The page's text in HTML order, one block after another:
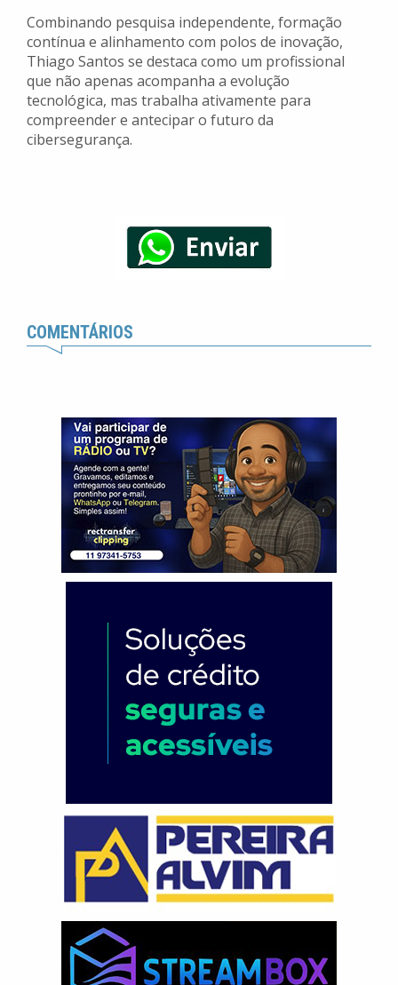
Combinando pesquisa independente, formação
contínua e alinhamento com polos de inovação,
Thiago Santos se destaca como um profissional
que não apenas acompanha a evolução
tecnológica, mas trabalha ativamente para
compreender e antecipar o futuro da
cibersegurança.
COMENTÁRIOS